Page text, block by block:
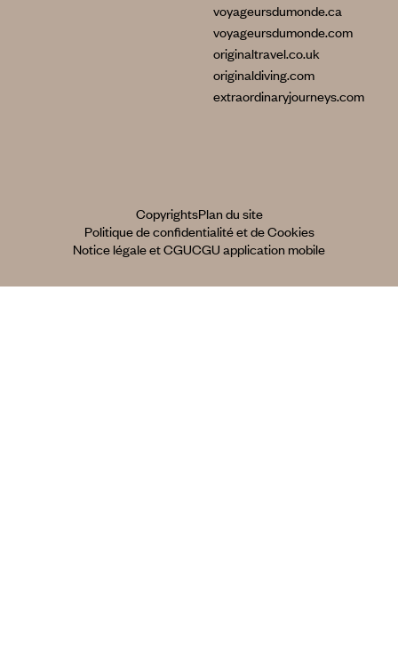
voyageursdumonde.ca
voyageursdumonde.com
originaltravel.co.uk
originaldiving.com
extraordinaryjourneys.com
CopyrightsPlan du site
Politique de confidentialité et de Cookies
Notice légale et CGUCGU application mobile